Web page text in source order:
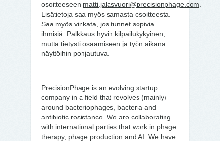
osoitteeseen matti.jalasvuori@precisionphage.com
Lisätietoja saa myös samasta osoitteesta.
Saa myös vinkata, jos tunnet sopivia
ihmisiä. Palkkaus hyvin kilpailukykyinen,
mutta tietysti osaamiseen ja työn aikana
näyttöihin pohjautuva.
—
PrecisionPhage is an evolving startup
company in a field that revolves (mainly)
around bacteriophages, bacteria and
antibiotic resistance. We are collaborating
with international parties that work in phage
therapy, phage production and AI. We have